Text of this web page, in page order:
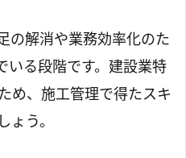
の解消や業務効率化のた
いる段階です。建設業特
め、施工管理で得たスキ
う。